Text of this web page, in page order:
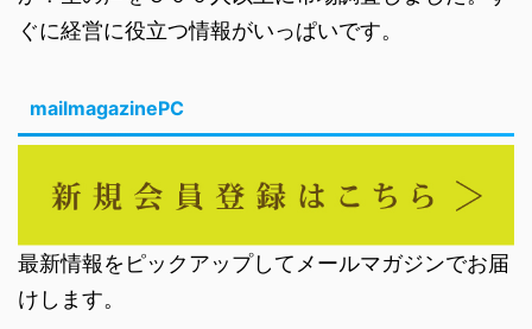
ぐに経営に役立つ情報がいっぱいです。
mailmagazinePC
最新情報をピックアップしてメールマガジンでお届
けします。